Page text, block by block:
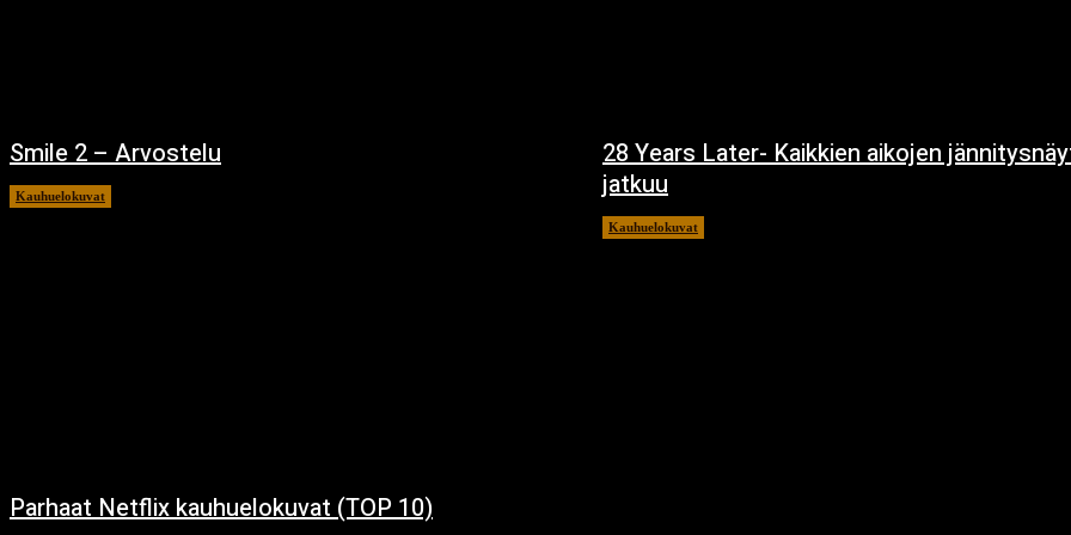
Smile 2 – Arvostelu
Kauhuelokuvat
28 Years Later- Kaikkien aikojen
jatkuu
Kauhuelokuvat
Parhaat Netflix kauhuelokuvat (TOP 10)